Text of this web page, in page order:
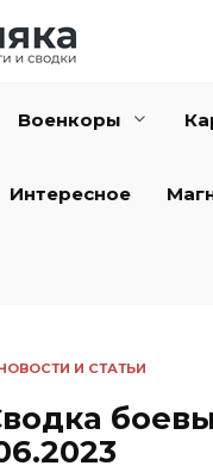
Военкоры
Интересное
И СТАТЬИ